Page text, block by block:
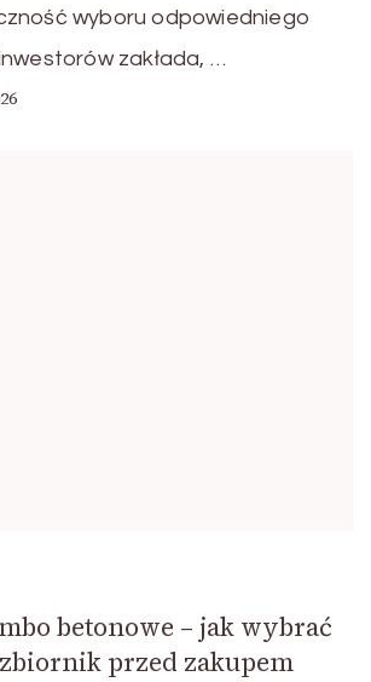
wyboru odpowiedniego
zakłada, …
betonowe – jak wybrać
przed zakupem